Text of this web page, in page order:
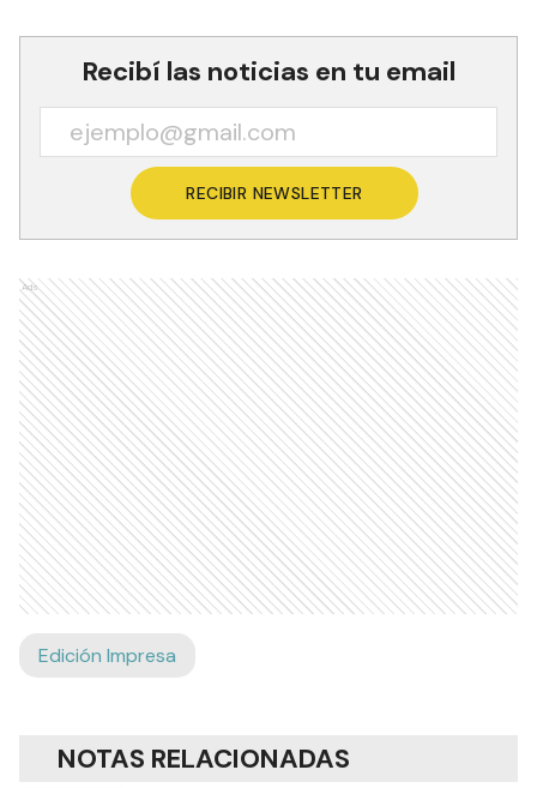
Recibí las noticias en tu email
RECIBIR NEWSLETTER
Ads
Edición Impresa
NOTAS RELACIONADAS